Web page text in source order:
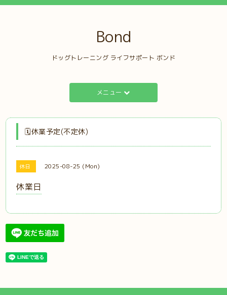
Bond
ドッグトレーニング ライフサポート ボンド
メニュー
🗓️休業予定(不定休)
休日 2025-08-25 (Mon)
休業日